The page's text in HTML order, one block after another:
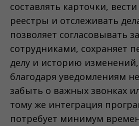
составлять карточки,
реестры и отслеживать
позволяет согласовывать
сотрудниками, сохраняет
делу и историю
благодаря уведомлениям
забыть о важных звонках
тому же интеграция
потребует минимум